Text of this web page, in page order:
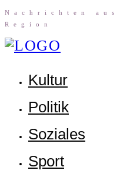
Nach­rich­ten aus
Region
Kul­tur
Poli­tik
Sozia­les
Sport